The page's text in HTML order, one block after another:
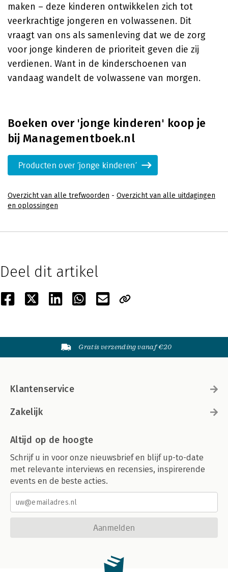
maken – deze kinderen ontwikkelen zich tot
veerkrachtige jongeren en volwassenen. Dit
vraagt van ons als samenleving dat we de zorg
voor jonge kinderen de prioriteit geven die zij
verdienen. Want in de kinderschoenen van
vandaag wandelt de volwassene van morgen.
Boeken over 'jonge kinderen' koop je
bij Managementboek.nl
Producten over 'jonge kinderen'
Overzicht van alle trefwoorden - Overzicht van alle uitdagingen
en oplossingen
Deel dit artikel
Gratis verzending vanaf €20
Klantenservice
Zakelijk
Altijd op de hoogte
Schrijf u in voor onze nieuwsbrief en blijf up-to-date
met relevante interviews en recensies, inspirerende
events en de beste acties.
Aanmelden